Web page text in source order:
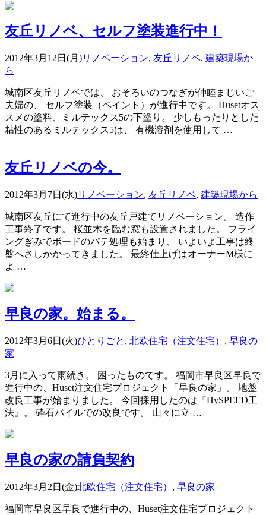
友丘リノベ、セルフ塗装進行中！
2012年3月12日(月)リノベーション, 友丘リノベ, 建築現場か
ら
城南区友丘リノベでは、 おそろいのつなぎが仲睦まじいご
夫婦の、 セルフ塗装（ペイント）が進行中です。 Husetオス
スメの塗料、ミルテックス5の下塗り。 少しもったりとした
粘性のあるミルテックス5は、 有機溶剤を使用して …
友丘リノベの今。
2012年3月7日(水)リノベーション, 友丘リノベ, 建築現場から
城南区友丘にて進行中の友丘戸建てリノベーション。 造作
工事終了です。 桜並木を臨む窓も設置されました。 フライ
ングぎみでボードのパテ処理も始まり、 いよいよ工事は終
盤へさしかかってきました。 最終仕上げはオーナーM様に
よ …
早良の家。始まる。
2012年3月6日(火)ひとりごと , 北欧住宅（注文住宅） , 早良の
家
3月に入って雨続き。 困ったものです。 福岡市早良区早良で
進行中の、Huset注文住宅プロジェクト「早良の家」。 地盤
改良工事が始まりました。 今回採用したのは『HySPEED工
法』。 砕石パイルでの改良です。 山々に立 …
早良の家の請負契約
2012年3月2日(金)北欧住宅（注文住宅） , 早良の家
福岡市早良区早良で進行中の、Huset注文住宅プロジェクト